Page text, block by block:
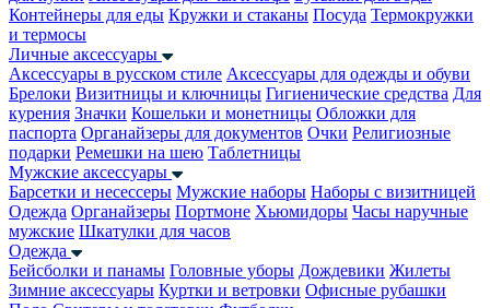
Контейнеры для еды Кружки и стаканы Посуда Термокружки
и термосы
Личные аксессуары
Аксессуары в русском стиле Аксессуары для одежды и обуви
Брелоки Визитницы и ключницы Гигиенические средства Для
курения Значки Кошельки и монетницы Обложки для
паспорта Органайзеры для документов Очки Религиозные
подарки Ремешки на шею Таблетницы
Мужские аксессуары
Барсетки и несессеры Мужские наборы Наборы с визитницей
Одежда Органайзеры Портмоне Хьюмидоры Часы наручные
мужские Шкатулки для часов
Одежда
Бейсболки и панамы Головные уборы Дождевики Жилеты
Зимние аксессуары Куртки и ветровки Офисные рубашки